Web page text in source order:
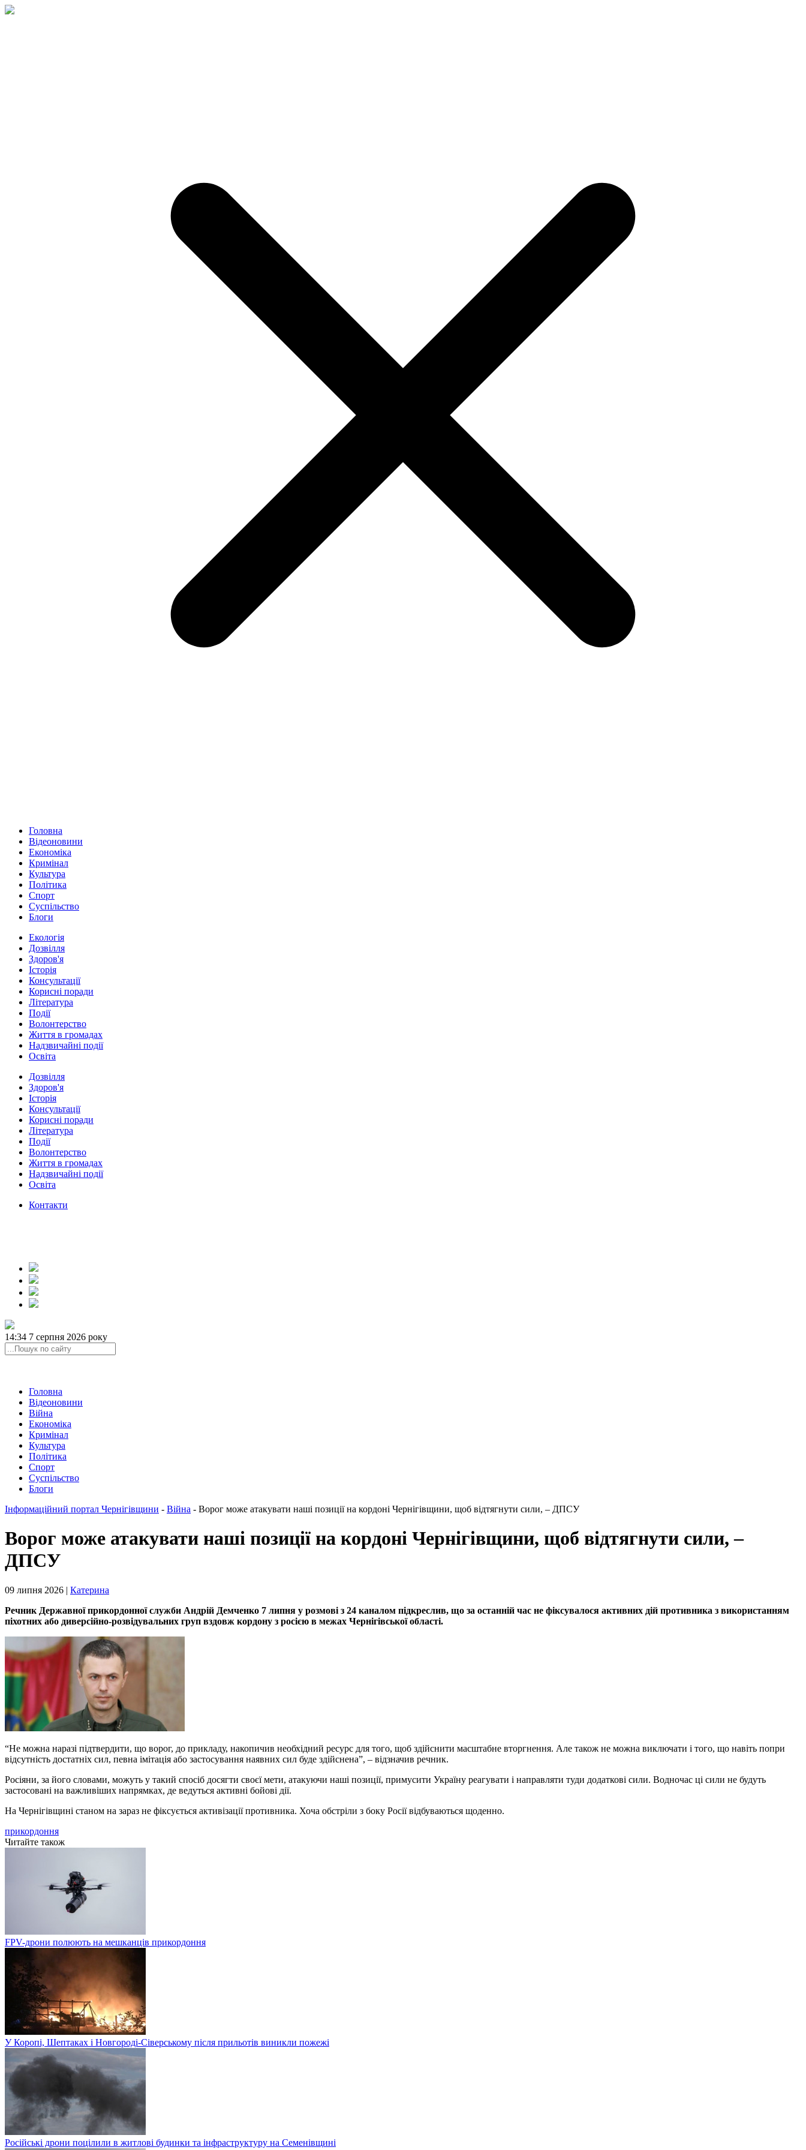
Головна
Відеоновини
Економіка
Кримінал
Культура
Політика
Спорт
Суспільство
Блоги
Екологія
Дозвілля
Здоров'я
Історія
Консультації
Корисні поради
Література
Події
Волонтерство
Життя в громадах
Надзвичайні події
Освіта
Дозвілля
Здоров'я
Історія
Консультації
Корисні поради
Література
Події
Волонтерство
Життя в громадах
Надзвичайні події
Освіта
Контакти
14:34 7 серпня 2026 року
Головна
Відеоновини
Війна
Економіка
Кримінал
Культура
Політика
Спорт
Суспільство
Блоги
Інформаційний портал Чернігівщини - Війна - Ворог може атакувати наші позиції на кордоні Чернігівщини, щоб відтягнути сили, – ДПСУ
Ворог може атакувати наші позиції на кордоні Чернігівщини, щоб відтягнути сили, –
ДПСУ
09 липня 2026 | Катерина
Речник Державної прикордонної служби Андрій Демченко 7 липня у розмові з 24 каналом підкреслив, що за останній час не фіксувалося активних дій противника з використанням
піхотних або диверсійно-розвідувальних груп вздовж кордону з росією в межах Чернігівської області.
“Не можна наразі підтвердити, що ворог, до прикладу, накопичив необхідний ресурс для того, щоб здійснити масштабне вторгнення. Але також не можна виключати і того, що навіть попри
відсутність достатніх сил, певна імітація або застосування наявних сил буде здійснена”, – відзначив речник.
Росіяни, за його словами, можуть у такий спосіб досягти своєї мети, атакуючи наші позиції, примусити Україну реагувати і направляти туди додаткові сили. Водночас ці сили не будуть
застосовані на важливіших напрямках, де ведуться активні бойові дії.
На Чернігівщині станом на зараз не фіксується активізації противника. Хоча обстріли з боку Росії відбуваються щоденно.
прикордоння
Читайте також
FPV-дрони полюють на мешканців прикордоння
У Коропі, Шептаках і Новгороді-Сіверському після прильотів виникли пожежі
Російські дрони поцілили в житлові будинки та інфраструктуру на Семенівщині